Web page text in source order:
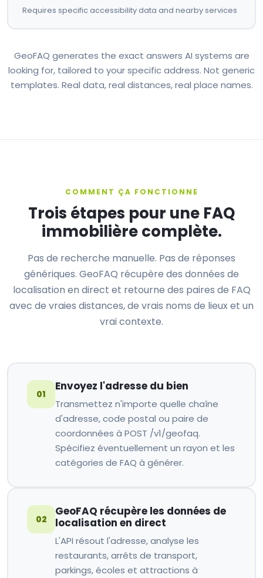
Requires specific accessibility data and nearby services
GeoFAQ generates the exact answers AI systems are
looking for, tailored to your specific address. Not generic
templates. Real data, real distances, real place names.
COMMENT ÇA FONCTIONNE
Trois étapes pour une FAQ
immobilière complète.
Pas de recherche manuelle. Pas de réponses
génériques. GeoFAQ récupère des données de
localisation en direct et retourne des paires de FAQ
avec de vraies distances, de vrais noms de lieux et un
vrai contexte.
01
Envoyez l'adresse du bien
Transmettez n'importe quelle chaîne
d'adresse, code postal ou paire de
coordonnées à POST /v1/geofaq.
Spécifiez éventuellement un rayon et les
catégories de FAQ à générer.
02
GeoFAQ récupère les données de
localisation en direct
L'API résout l'adresse, analyse les
restaurants, arrêts de transport,
parkings, écoles et attractions à